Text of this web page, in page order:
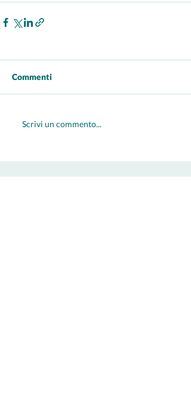
Commenti
Scrivi un commento...